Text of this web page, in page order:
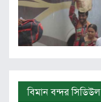
বিমান বন্দর সিডিউল